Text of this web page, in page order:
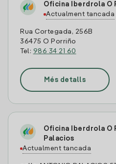
Oficina Iberdrola O
Actualment tancada
Rua Cortegada, 256B
36475 O Porriño
Tel: 986 34 21 60
Més detalls
Oficina Iberdrola O
Palacios
Actualment tancada